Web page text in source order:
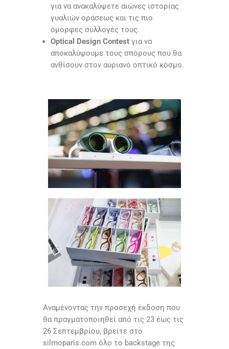
για να ανακαλύψετε αιώνες ιστορίας
γυαλιών οράσεως και τις πιο
όμορφες συλλογές τους.
Optical Design Contest για να
αποκαλύψουμε τους σπόρους που θα
ανθίσουν στον αυριανό οπτικό κόσμο.
Αναμένοντας την προσεχή έκδοση που
θα πραγματοποιηθεί από τις 23 έως τις
26 Σεπτεμβρίου, βρείτε στο
silmoparis.com όλο το backstage της